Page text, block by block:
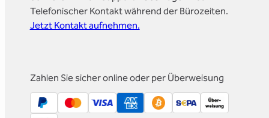
Telefonischer Kontakt während der Bürozeiten.
Jetzt Kontakt aufnehmen.
Zahlen Sie sicher online oder per Überweisung